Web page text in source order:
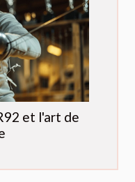
et l'art de